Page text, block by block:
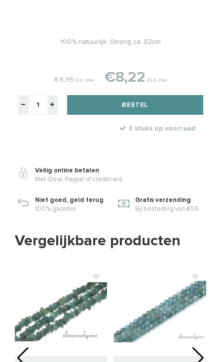
100% natuurlijk, Streng ca. 82cm
€9,95 Incl. btw €8,22 Excl. btw
BESTEL
3 stuks op voorraad
Veilig online betalen
Met iDeal, Paypal of creditcard
Niet goed, geld terug
100% garantie
Gratis verzending
Bij besteding van €55
Vergelijkbare producten